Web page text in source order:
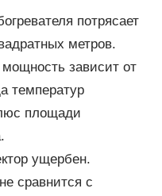
потрясает
метров.
зависит от
температур
площади
ущербен.
сравнится с